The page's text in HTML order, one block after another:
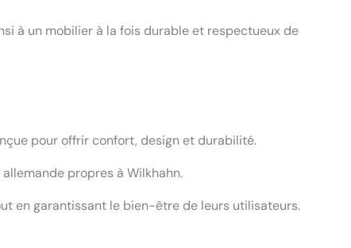
à un mobilier à la fois durable et respectueux de
pour offrir confort, design et durabilité.
propres à Wilkhahn.
en garantissant le bien-être de leurs utilisateurs.